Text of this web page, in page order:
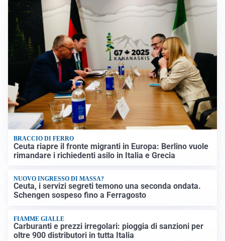
BRACCIO DI FERRO
Ceuta riapre il fronte migranti in Europa: Berlino vuole
rimandare i richiedenti asilo in Italia e Grecia
NUOVO INGRESSO DI MASSA?
Ceuta, i servizi segreti temono una seconda ondata.
Schengen sospeso fino a Ferragosto
FIAMME GIALLE
Carburanti e prezzi irregolari: pioggia di sanzioni per
oltre 900 distributori in tutta Italia